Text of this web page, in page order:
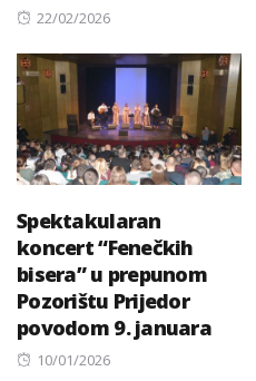
Posted
22/02/2026
Spektakularan
koncert “Fenečkih
bisera” u prepunom
Pozorištu Prijedor
povodom 9. januara
Posted
10/01/2026